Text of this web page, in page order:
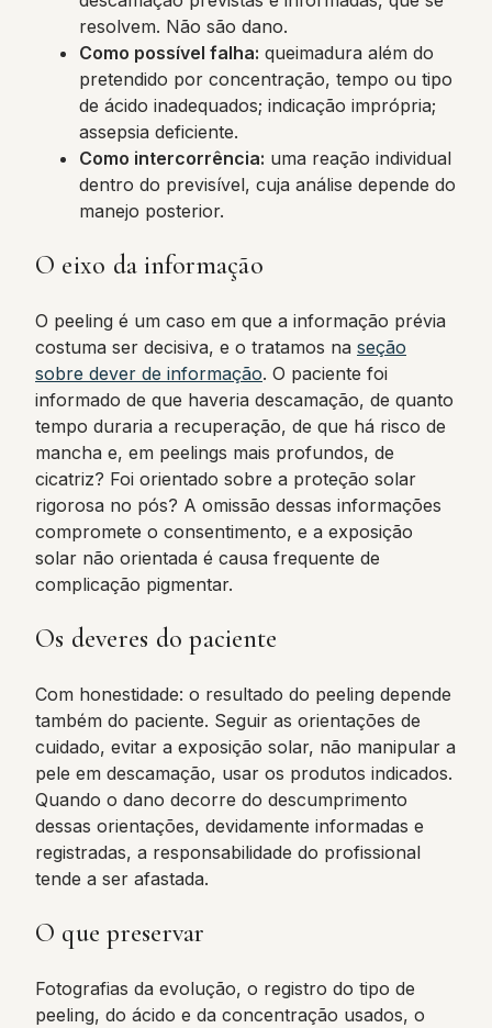
resolvem. Não são dano.
Como possível falha: queimadura além do
pretendido por concentração, tempo ou tipo
de ácido inadequados; indicação imprópria;
assepsia deficiente.
Como intercorrência: uma reação individual
dentro do previsível, cuja análise depende do
manejo posterior.
O eixo da informação
O peeling é um caso em que a informação prévia
costuma ser decisiva, e o tratamos na seção
sobre dever de informação. O paciente foi
informado de que haveria descamação, de quanto
tempo duraria a recuperação, de que há risco de
mancha e, em peelings mais profundos, de
cicatriz? Foi orientado sobre a proteção solar
rigorosa no pós? A omissão dessas informações
compromete o consentimento, e a exposição
solar não orientada é causa frequente de
complicação pigmentar.
Os deveres do paciente
Com honestidade: o resultado do peeling depende
também do paciente. Seguir as orientações de
cuidado, evitar a exposição solar, não manipular a
pele em descamação, usar os produtos indicados.
Quando o dano decorre do descumprimento
dessas orientações, devidamente informadas e
registradas, a responsabilidade do profissional
tende a ser afastada.
O que preservar
Fotografias da evolução, o registro do tipo de
peeling, do ácido e da concentração usados, o